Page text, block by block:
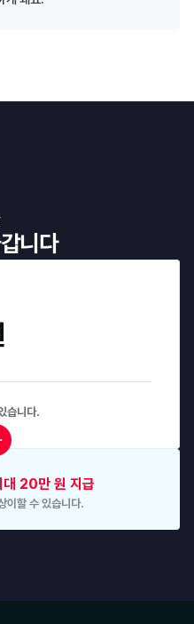
니다
습니다.
대 20만 원 지급
이할 수 있습니다.